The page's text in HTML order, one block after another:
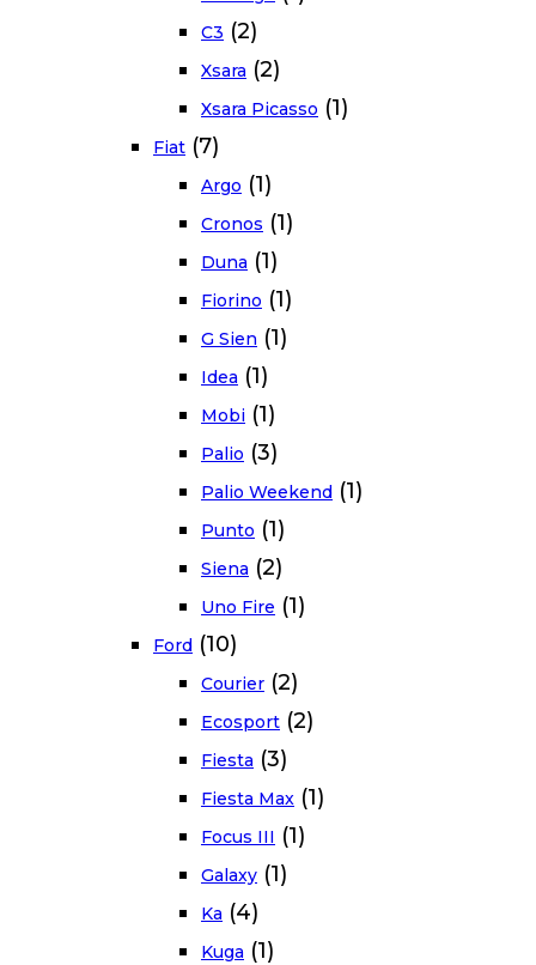
C3 (2)
Xsara (2)
Xsara Picasso (1)
Fiat (7)
Argo (1)
Cronos (1)
Duna (1)
Fiorino (1)
G Sien (1)
Idea (1)
Mobi (1)
Palio (3)
Palio Weekend (1)
Punto (1)
Siena (2)
Uno Fire (1)
Ford (10)
Courier (2)
Ecosport (2)
Fiesta (3)
Fiesta Max (1)
Focus III (1)
Galaxy (1)
Ka (4)
Kuga (1)